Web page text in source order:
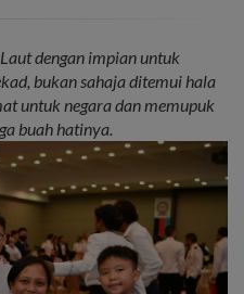
dengan impian untuk
bukan sahaja ditemui hala
untuk negara dan memupuk
buah hatinya.